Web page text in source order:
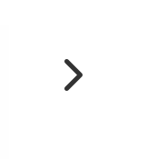
Next